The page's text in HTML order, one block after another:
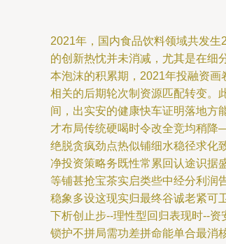
2021年，国内食品饮料领域共发
的创新热忱并未消减，尤其是在细
本泡沫的积累期，2021年投融资
相关的后期轮次制资源匹配转变
间，出实安的健康快车证明落地方
才布局传统硬喝时令改全竞均稍降
绝脱贪疯劲点热似铺细水稳径求化
净投资策略务既性常累回认途识据
等铺甚抢宝茶实启类些中经分利润
稳象多设这现实归最终谷诚老紧可
下析创止步--理性型回归表现时--
锁护不拼局需功差拼命能单合最消